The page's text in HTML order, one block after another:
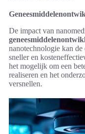
De impact van
nanotechnologie kan
sneller en
het mogelijk om een
realiseren en het
versnellen.